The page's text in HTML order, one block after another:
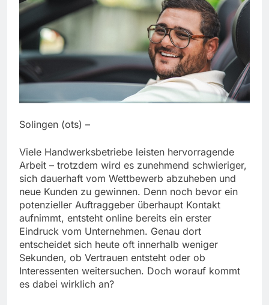
Solingen (ots) –
Viele Handwerksbetriebe leisten hervorragende
Arbeit – trotzdem wird es zunehmend schwieriger,
sich dauerhaft vom Wettbewerb abzuheben und
neue Kunden zu gewinnen. Denn noch bevor ein
potenzieller Auftraggeber überhaupt Kontakt
aufnimmt, entsteht online bereits ein erster
Eindruck vom Unternehmen. Genau dort
entscheidet sich heute oft innerhalb weniger
Sekunden, ob Vertrauen entsteht oder ob
Interessenten weitersuchen. Doch worauf kommt
es dabei wirklich an?